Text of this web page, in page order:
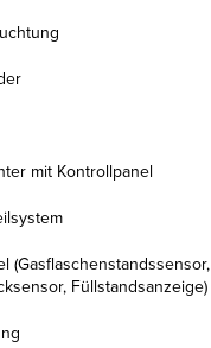
mit Kontrollpanel
(Gasflaschenstandssensor,
Füllstandsanzeige)